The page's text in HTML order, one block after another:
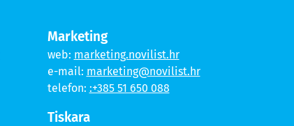
Marketing
web: marketing.novilist.hr
e-mail: marketing@novilist.hr
telefon: :+385 51 650 088
Tiskara